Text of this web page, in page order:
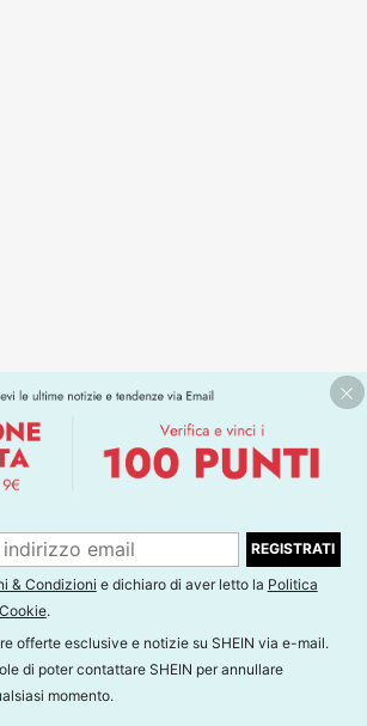
REGISTRATI
& Condizioni e dichiaro di aver letto la Politica
.
offerte esclusive e notizie su SHEIN via e-mail.
di poter contattare SHEIN per annullare
momento.